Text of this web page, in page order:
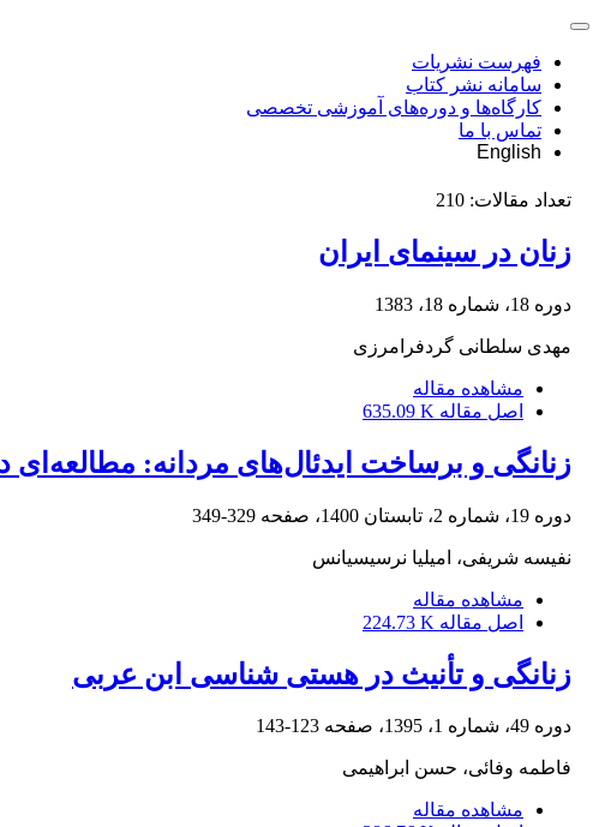
فهرست نشریات
سامانه نشر کتاب
کارگاه‌ها و دوره‌های آموزشی تخصصی
تماس با ما
English
تعداد مقالات: 210
زنان در سینمای ایران
دوره 18، شماره 18، 1383
مهدی سلطانی گردفرامرزی
مشاهده مقاله
اصل مقاله 635.09 K
زنانگی و برساخت ایدئال‌های مردانه: مطالعه‌ای در میان
دوره 19، شماره 2، تابستان 1400، صفحه 329-349
نفیسه شریفی، امیلیا نرسیسیانس
مشاهده مقاله
اصل مقاله 224.73 K
زنانگی و تأنیث در هستی‏ شناسی ابن عربی
دوره 49، شماره 1، 1395، صفحه 123-143
فاطمه وفائی، حسن ابراهیمی
مشاهده مقاله